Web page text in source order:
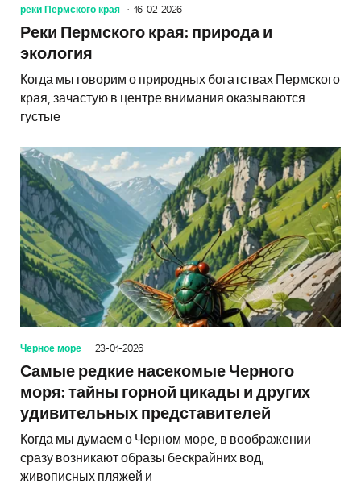
реки Пермского края 16-02-2026
Реки Пермского края: природа и
экология
Когда мы говорим о природных богатствах Пермского
края, зачастую в центре внимания оказываются
густые
Черное море 23-01-2026
Самые редкие насекомые Черного
моря: тайны горной цикады и других
удивительных представителей
Когда мы думаем о Черном море, в воображении
сразу возникают образы бескрайних вод,
живописных пляжей и